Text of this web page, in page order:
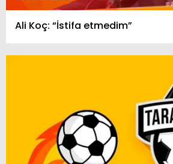
Ali Koç: “İstifa etmedim”